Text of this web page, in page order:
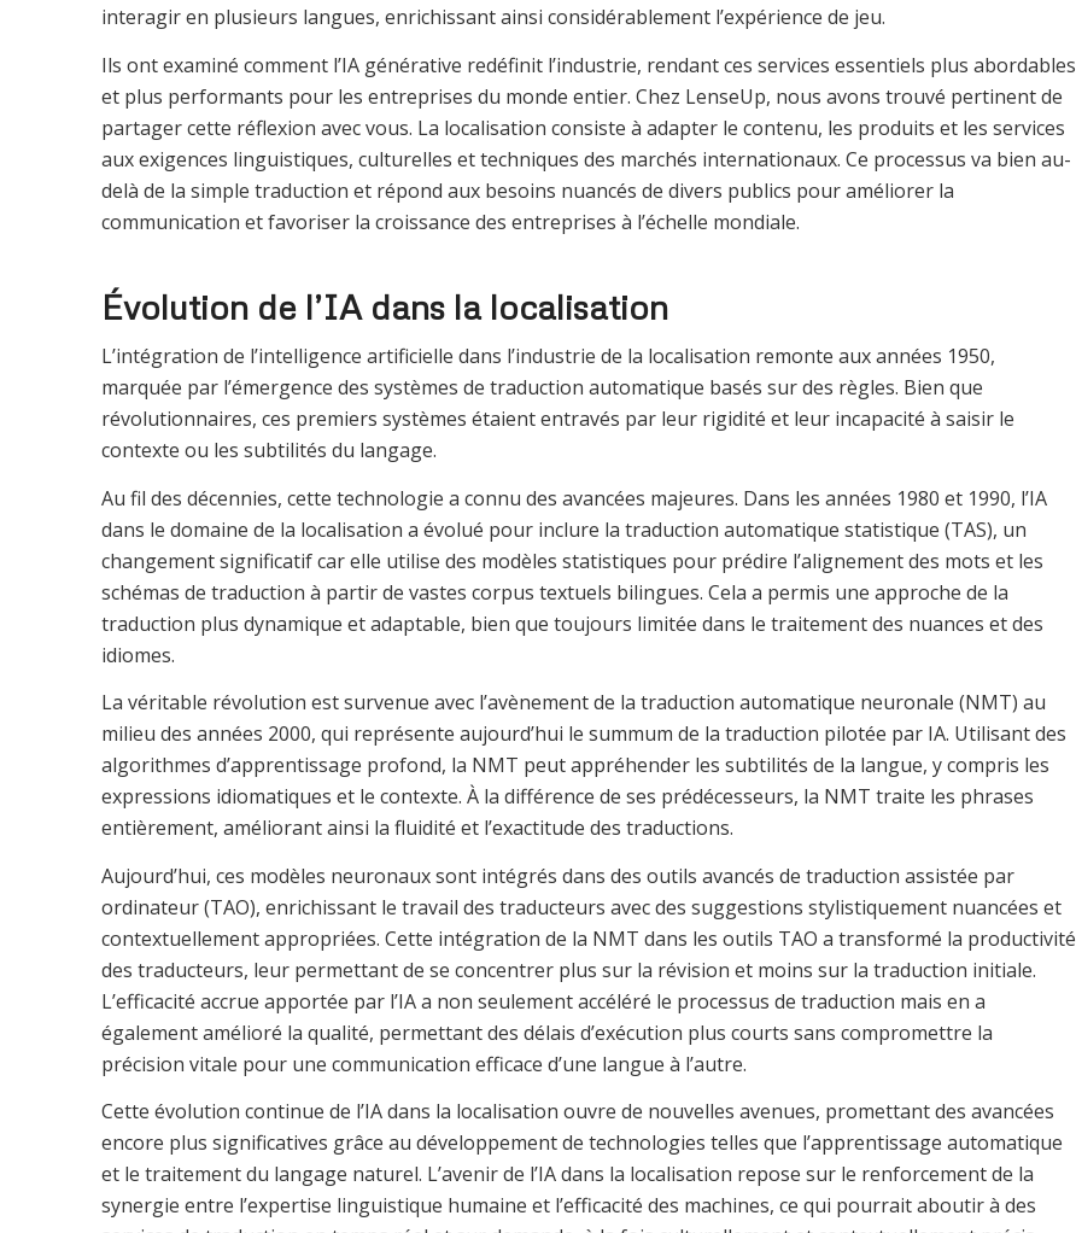
interagir en plusieurs langues, enrichissant ainsi considérablement l’expérience de jeu.
Ils ont examiné comment l’IA générative redéfinit l’industrie, rendant ces services essentiels plus abordables
et plus performants pour les entreprises du monde entier. Chez LenseUp, nous avons trouvé pertinent de
partager cette réflexion avec vous. La localisation consiste à adapter le contenu, les produits et les services
aux exigences linguistiques, culturelles et techniques des marchés internationaux. Ce processus va bien au-
delà de la simple traduction et répond aux besoins nuancés de divers publics pour améliorer la
communication et favoriser la croissance des entreprises à l’échelle mondiale.
Évolution de l’IA dans la localisation
L’intégration de l’intelligence artificielle dans l’industrie de la localisation remonte aux années 1950,
marquée par l’émergence des systèmes de traduction automatique basés sur des règles. Bien que
révolutionnaires, ces premiers systèmes étaient entravés par leur rigidité et leur incapacité à saisir le
contexte ou les subtilités du langage.
Au fil des décennies, cette technologie a connu des avancées majeures. Dans les années 1980 et 1990, l’IA
dans le domaine de la localisation a évolué pour inclure la traduction automatique statistique (TAS), un
changement significatif car elle utilise des modèles statistiques pour prédire l’alignement des mots et les
schémas de traduction à partir de vastes corpus textuels bilingues. Cela a permis une approche de la
traduction plus dynamique et adaptable, bien que toujours limitée dans le traitement des nuances et des
idiomes.
La véritable révolution est survenue avec l’avènement de la traduction automatique neuronale (NMT) au
milieu des années 2000, qui représente aujourd’hui le summum de la traduction pilotée par IA. Utilisant des
algorithmes d’apprentissage profond, la NMT peut appréhender les subtilités de la langue, y compris les
expressions idiomatiques et le contexte. À la différence de ses prédécesseurs, la NMT traite les phrases
entièrement, améliorant ainsi la fluidité et l’exactitude des traductions.
Aujourd’hui, ces modèles neuronaux sont intégrés dans des outils avancés de traduction assistée par
ordinateur (TAO), enrichissant le travail des traducteurs avec des suggestions stylistiquement nuancées et
contextuellement appropriées. Cette intégration de la NMT dans les outils TAO a transformé la productivité
des traducteurs, leur permettant de se concentrer plus sur la révision et moins sur la traduction initiale.
L’efficacité accrue apportée par l’IA a non seulement accéléré le processus de traduction mais en a
également amélioré la qualité, permettant des délais d’exécution plus courts sans compromettre la
précision vitale pour une communication efficace d’une langue à l’autre.
Cette évolution continue de l’IA dans la localisation ouvre de nouvelles avenues, promettant des avancées
encore plus significatives grâce au développement de technologies telles que l’apprentissage automatique
et le traitement du langage naturel. L’avenir de l’IA dans la localisation repose sur le renforcement de la
synergie entre l’expertise linguistique humaine et l’efficacité des machines, ce qui pourrait aboutir à des